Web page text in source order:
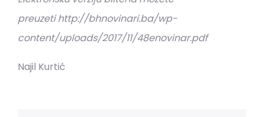
preuzeti http://bhnovinari.ba/wp-
content/uploads/2017/11/48enovinar.pdf
Najil Kurtić